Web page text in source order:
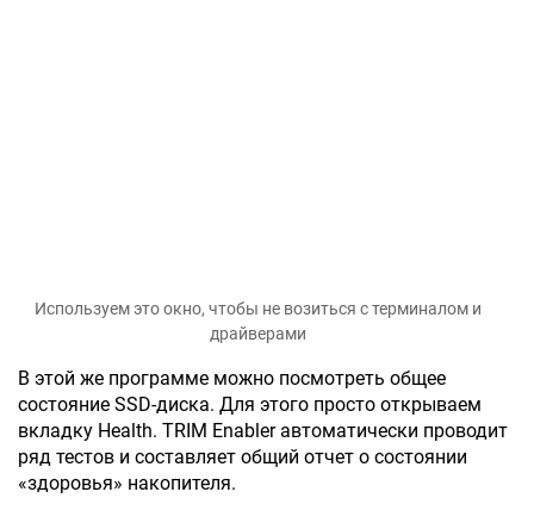
Используем это окно, чтобы не возиться с терминалом и
драйверами
В этой же программе можно посмотреть общее
состояние SSD-диска. Для этого просто открываем
вкладку Health. TRIM Enabler автоматически проводит
ряд тестов и составляет общий отчет о состоянии
«здоровья» накопителя.